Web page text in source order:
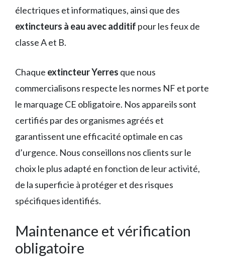
électriques et informatiques, ainsi que des
extincteurs à eau avec additif pour les feux de
classe A et B.
Chaque extincteur Yerres que nous
commercialisons respecte les normes NF et porte
le marquage CE obligatoire. Nos appareils sont
certifiés par des organismes agréés et
garantissent une efficacité optimale en cas
d’urgence. Nous conseillons nos clients sur le
choix le plus adapté en fonction de leur activité,
de la superficie à protéger et des risques
spécifiques identifiés.
Maintenance et vérification
obligatoire